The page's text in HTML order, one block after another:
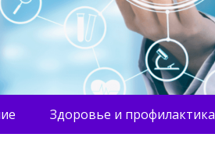
Здоровье и профилактика